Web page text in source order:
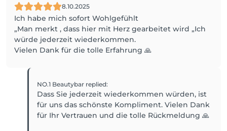
8.10.2025
Ich habe mich sofort Wohlgefühlt
„Man merkt , dass hier mit Herz gearbeitet wird „Ich
würde jederzeit wiederkommen.
Vielen Dank für die tolle Erfahrung 🙏
NO.1 Beautybar replied:
Dass Sie jederzeit wiederkommen würden, ist
für uns das schönste Kompliment. Vielen Dank
für Ihr Vertrauen und die tolle Rückmeldung 🙏